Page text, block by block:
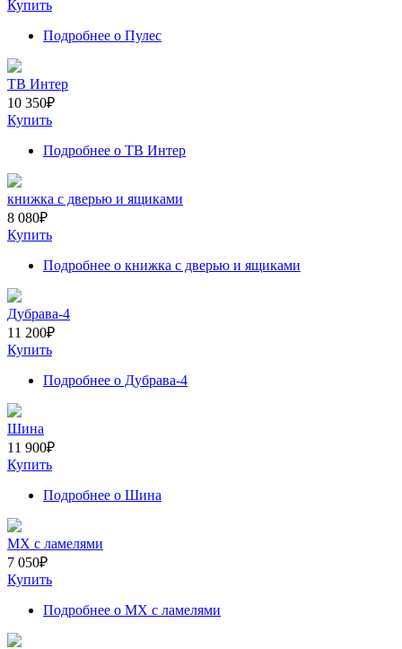
Купить
Подробнее о Пулес
ТВ Интер
10 350₽
Купить
Подробнее о ТВ Интер
книжка с дверью и ящиками
8 080₽
Купить
Подробнее о книжка с дверью и ящиками
Дубрава-4
11 200₽
Купить
Подробнее о Дубрава-4
Шина
11 900₽
Купить
Подробнее о Шина
МХ с ламелями
7 050₽
Купить
Подробнее о МХ с ламелями